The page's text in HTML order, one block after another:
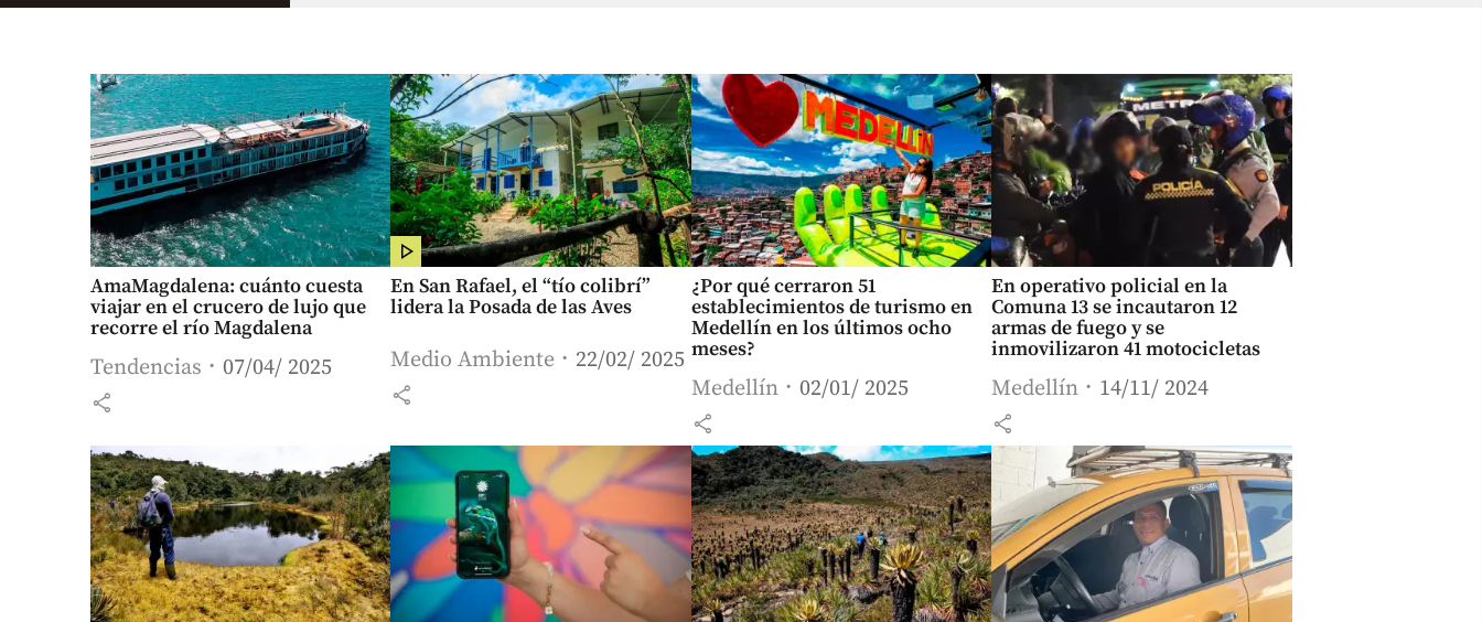
AmaMagdalena: cuánto cuesta
viajar en el crucero de lujo que
recorre el río Magdalena
Tendencias 07/04/ 2025
share
En San Rafael, el “tío colibrí”
lidera la Posada de las Aves
Medio Ambiente 22/02/ 2025
share
¿Por qué cerraron 51
establecimientos de turismo en
Medellín en los últimos ocho
meses?
Medellín 02/01/ 2025
share
En operativo policial en la
Comuna 13 se incautaron 12
armas de fuego y se
inmovilizaron 41 motocicletas
Medellín 14/11/ 2024
share